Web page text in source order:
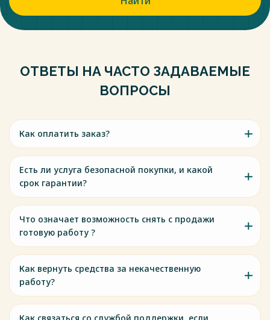
ОТВЕТЫ НА ЧАСТО ЗАДАВАЕМЫЕ
ВОПРОСЫ
Как оплатить заказ?
Есть ли услуга безопасной покупки, и какой
срок гарантии?
Что означает возможность снять с продажи
готовую работу ?
Как вернуть средства за некачественную
работу?